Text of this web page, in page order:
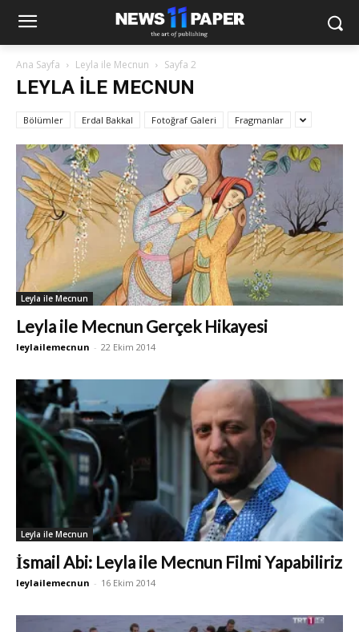
Ana Sayfa Leyla ile Mecnun Sayfa 2
LEYLA ILE MECNUN
Bölümler Erdal Bakkal Fotoğraf Galeri Fragmanlar
Leyla ile Mecnun
Leyla ile Mecnun Gerçek Hikayesi
leylailemecnun - 22 Ekim 2014
Leyla ile Mecnun
İsmail Abi: Leyla ile Mecnun Filmi Yapabiliriz
leylailemecnun - 16 Ekim 2014